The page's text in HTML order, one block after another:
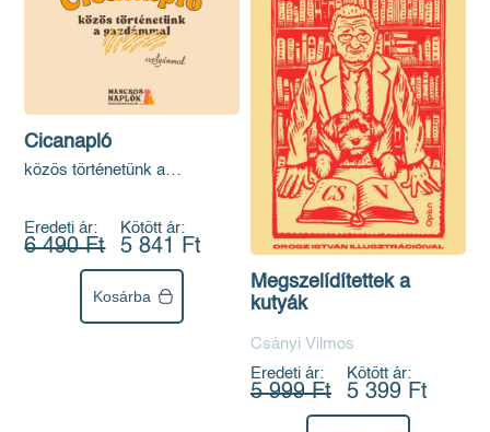
Cicanapló
közös történetünk a
Eredeti ár:
6 490 Ft
Kötött ár:
5 841 Ft
Kosárba
Megszelídítettek a
kutyák
Csányi Vilmos
Eredeti ár:
5 999 Ft
Kötött ár:
5 399 Ft